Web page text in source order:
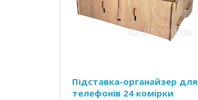
Підставка-органайзер для
телефонів 24 комірки